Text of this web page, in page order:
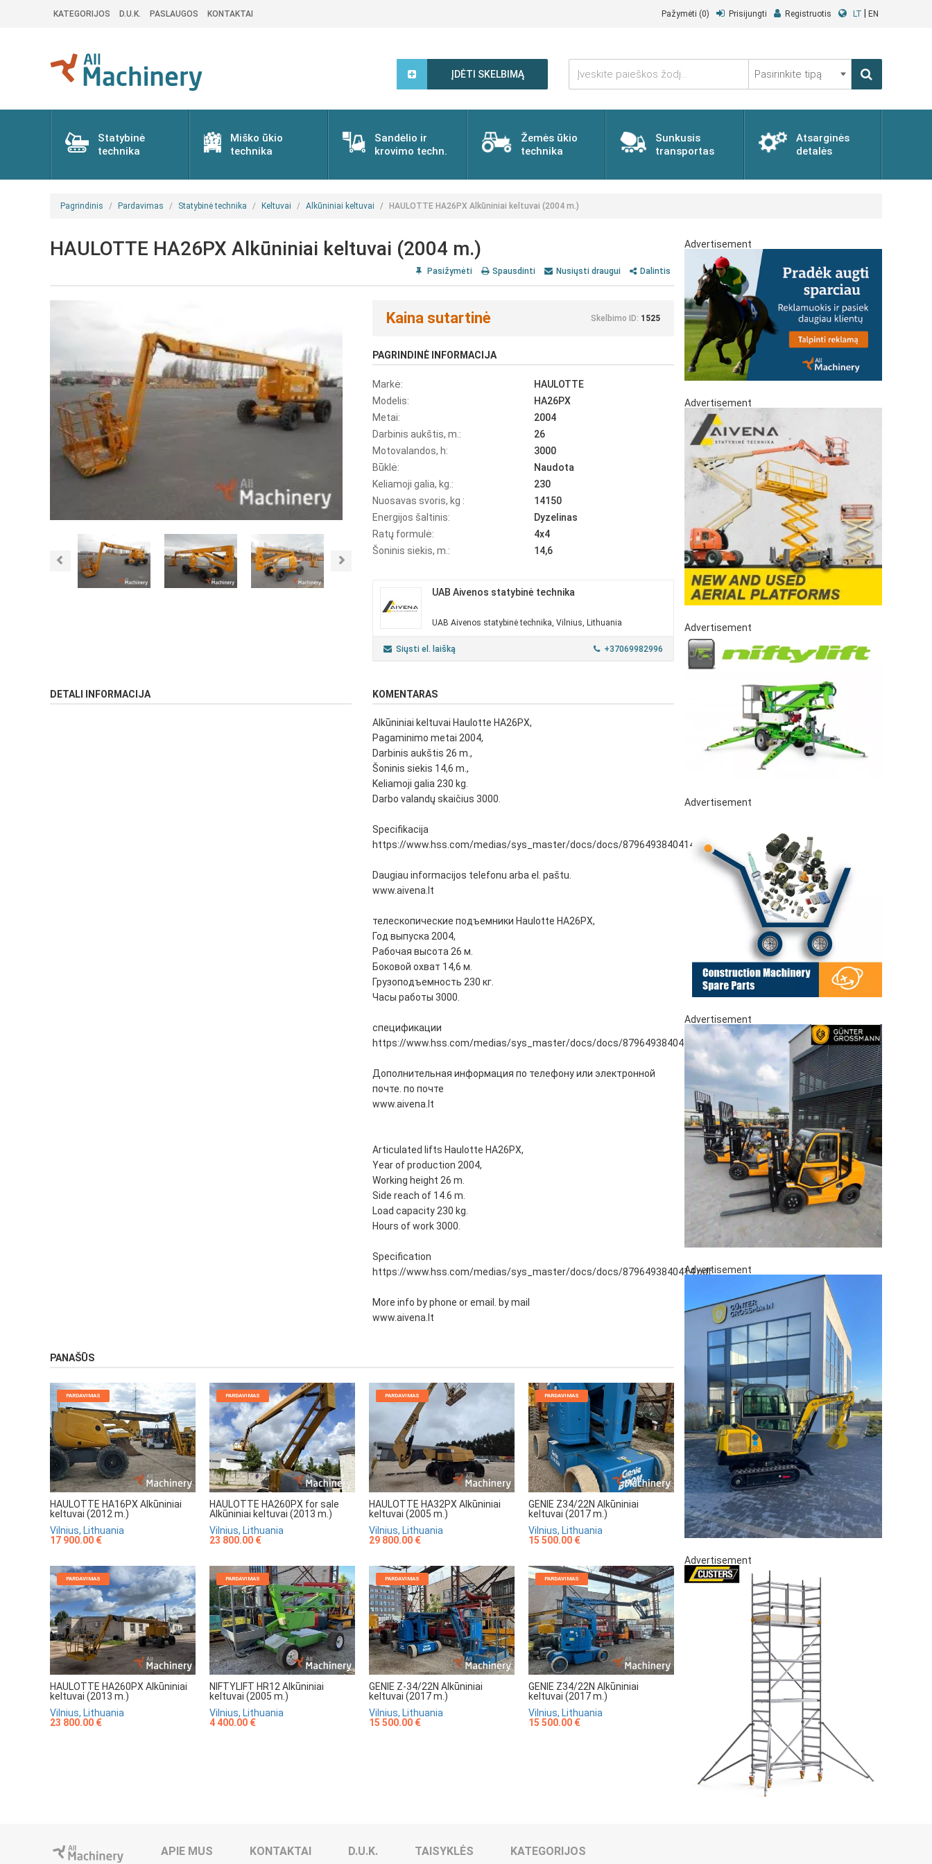
KATEGORIJOS D.U.K. PASLAUGOS KONTAKTAI Pažymėti (0) Prisijungti Registruotis LT EN
ĮDĖTI SKELBIMĄ
Įveskite
paieškos
žodį...
Pasirinkite
tipą
Statybinė
technika
Miško ūkio
technika
Sandėlio ir
krovimo techn.
Žemės ūkio
technika
Sunkusis
transportas
Atsarginės
detalės
Pagrindinis Pardavimas Statybinė technika Keltuvai Alkūniniai keltuvai HAULOTTE HA26PX Alkūniniai keltuvai (2004 m.)
HAULOTTE HA26PX Alkūniniai keltuvai (2004 m.)
Pasižymėti Spausdinti Nusiųsti draugui Dalintis
Previous
Kaina sutartinė Skelbimo ID: 1525
PAGRINDINĖ INFORMACIJA
Markė:
HAULOTTE
Modelis:
HA26PX
Metai:
2004
Darbinis aukštis, m.:
26
Motovalandos, h:
3000
Būklė:
Naudota
Keliamoji galia, kg.:
230
Nuosavas svoris, kg :
14150
Energijos šaltinis:
Dyzelinas
Ratų formulė:
4x4
Šoninis siekis, m.:
14,6
UAB Aivenos statybinė technika
UAB Aivenos statybinė technika, Vilnius, Lithuania
Siųsti el. laišką +37069982996
DETALI INFORMACIJA KOMENTARAS
Alkūniniai keltuvai Haulotte HA26PX,
Pagaminimo metai 2004,
Darbinis aukštis 26 m.,
Šoninis siekis 14,6 m.,
Keliamoji galia 230 kg.
Darbo valandų skaičius 3000.
Specifikacija
https://www.hss.com/medias/sys_master/docs/docs/8796493840414.pdf
Daugiau informacijos telefonu arba el. paštu.
www.aivena.lt
телескопические подъемники Haulotte HA26PX,
Год выпуска 2004,
Рабочая высота 26 м.
Боковой охват 14,6 м.
Грузоподъемность 230 кг.
Часы работы 3000.
спецификации
https://www.hss.com/medias/sys_master/docs/docs/8796493840414.pdf
Дополнительная информация по телефону или электронной
почте. по почте
www.aivena.lt
Articulated lifts Haulotte HA26PX,
Year of production 2004,
Working height 26 m.
Side reach of 14.6 m.
Load capacity 230 kg.
Hours of work 3000.
Specification
https://www.hss.com/medias/sys_master/docs/docs/8796493840414.pdf
More info by phone or email. by mail
www.aivena.lt
PANAŠŪS
PARDAVIMAS
HAULOTTE HA16PX Alkūniniai
keltuvai (2012 m.)
Vilnius, Lithuania
17 900.00 €
PARDAVIMAS
HAULOTTE HA260PX for sale
Alkūniniai keltuvai (2013 m.)
Vilnius, Lithuania
23 800.00 €
PARDAVIMAS
HAULOTTE HA32PX Alkūniniai
keltuvai (2005 m.)
Vilnius, Lithuania
29 800.00 €
PARDAVIMAS
GENIE Z34/22N Alkūniniai
keltuvai (2017 m.)
Vilnius, Lithuania
15 500.00 €
PARDAVIMAS
HAULOTTE HA260PX Alkūniniai
keltuvai (2013 m.)
Vilnius, Lithuania
23 800.00 €
PARDAVIMAS
NIFTYLIFT HR12 Alkūniniai
keltuvai (2005 m.)
Vilnius, Lithuania
4 400.00 €
PARDAVIMAS
GENIE Z-34/22N Alkūniniai
keltuvai (2017 m.)
Vilnius, Lithuania
15 500.00 €
PARDAVIMAS
GENIE Z34/22N Alkūniniai
keltuvai (2017 m.)
Vilnius, Lithuania
15 500.00 €
Advertisement
Advertisement
Advertisement
Advertisement
Advertisement
Advertisement
Advertisement
APIE MUS KONTAKTAI D.U.K. TAISYKLĖS KATEGORIJOS